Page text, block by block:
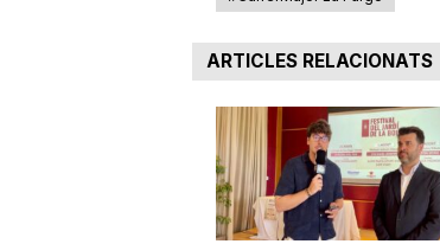
ARTICLES RELACIONATS